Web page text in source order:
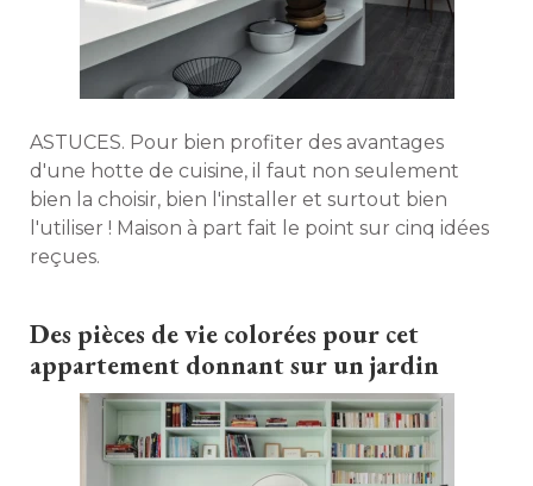
ASTUCES. Pour bien profiter des avantages
d'une hotte de cuisine, il faut non seulement
bien la choisir, bien l'installer et surtout bien
l'utiliser ! Maison à part fait le point sur cinq idées
reçues.
Des pièces de vie colorées pour cet
appartement donnant sur un jardin